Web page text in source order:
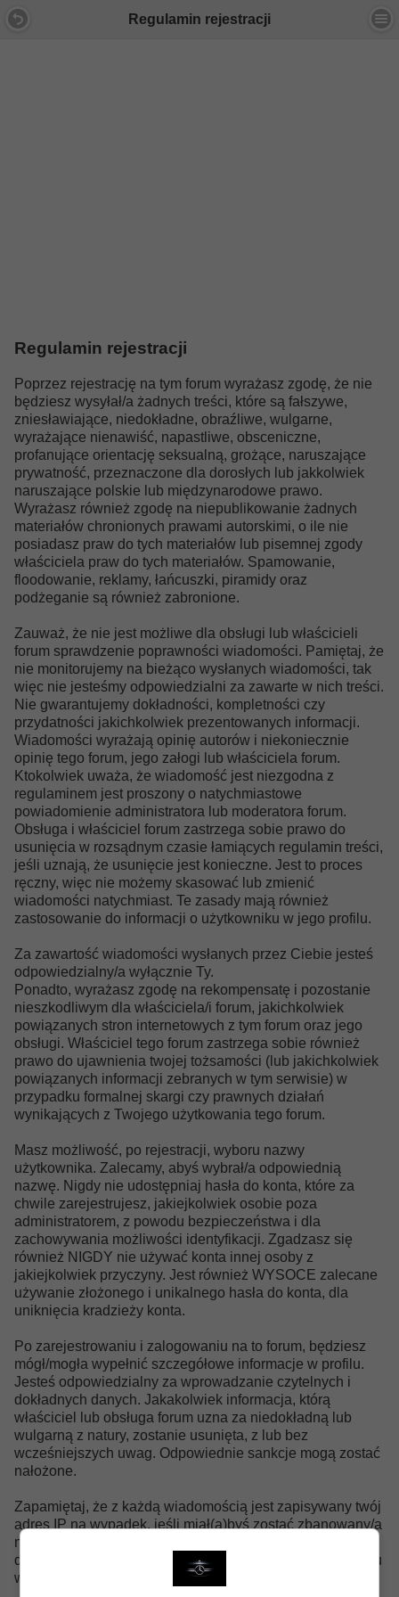
Regulamin rejestracji
Regulamin rejestracji
Poprzez rejestrację na tym forum wyrażasz zgodę, że nie
będziesz wysyłał/a żadnych treści, które są fałszywe,
zniesławiające, niedokładne, obraźliwe, wulgarne,
wyrażające nienawiść, napastliwe, obsceniczne,
profanujące orientację seksualną, grożące, naruszające
prywatność, przeznaczone dla dorosłych lub jakkolwiek
naruszające polskie lub międzynarodowe prawo.
Wyrażasz również zgodę na niepublikowanie żadnych
materiałów chronionych prawami autorskimi, o ile nie
posiadasz praw do tych materiałów lub pisemnej zgody
właściciela praw do tych materiałów. Spamowanie,
floodowanie, reklamy, łańcuszki, piramidy oraz
podżeganie są również zabronione.
Zauważ, że nie jest możliwe dla obsługi lub właścicieli
forum sprawdzenie poprawności wiadomości. Pamiętaj, że
nie monitorujemy na bieżąco wysłanych wiadomości, tak
więc nie jesteśmy odpowiedzialni za zawarte w nich treści.
Nie gwarantujemy dokładności, kompletności czy
przydatności jakichkolwiek prezentowanych informacji.
Wiadomości wyrażają opinię autorów i niekoniecznie
opinię tego forum, jego załogi lub właściciela forum.
Ktokolwiek uważa, że wiadomość jest niezgodna z
regulaminem jest proszony o natychmiastowe
powiadomienie administratora lub moderatora forum.
Obsługa i właściciel forum zastrzega sobie prawo do
usunięcia w rozsądnym czasie łamiących regulamin treści,
jeśli uznają, że usunięcie jest konieczne. Jest to proces
ręczny, więc nie możemy skasować lub zmienić
wiadomości natychmiast. Te zasady mają również
zastosowanie do informacji o użytkowniku w jego profilu.
Za zawartość wiadomości wysłanych przez Ciebie jesteś
odpowiedzialny/a wyłącznie Ty.
Ponadto, wyrażasz zgodę na rekompensatę i pozostanie
nieszkodliwym dla właściciela/i forum, jakichkolwiek
powiązanych stron internetowych z tym forum oraz jego
obsługi. Właściciel tego forum zastrzega sobie również
prawo do ujawnienia twojej tożsamości (lub jakichkolwiek
powiązanych informacji zebranych w tym serwisie) w
przypadku formalnej skargi czy prawnych działań
wynikających z Twojego użytkowania tego forum.
Masz możliwość, po rejestracji, wyboru nazwy
użytkownika. Zalecamy, abyś wybrał/a odpowiednią
nazwę. Nigdy nie udostępniaj hasła do konta, które za
chwile zarejestrujesz, jakiejkolwiek osobie poza
administratorem, z powodu bezpieczeństwa i dla
zachowywania możliwości identyfikacji. Zgadzasz się
również NIGDY nie używać konta innej osoby z
jakiejkolwiek przyczyny. Jest również WYSOCE zalecane
używanie złożonego i unikalnego hasła do konta, dla
uniknięcia kradzieży konta.
Po zarejestrowaniu i zalogowaniu na to forum, będziesz
mógł/mogła wypełnić szczegółowe informacje w profilu.
Jesteś odpowiedzialny za wprowadzanie czytelnych i
dokładnych danych. Jakakolwiek informacja, którą
właściciel lub obsługa forum uzna za niedokładną lub
wulgarną z natury, zostanie usunięta, z lub bez
wcześniejszych uwag. Odpowiednie sankcje mogą zostać
nałożone.
Zapamiętaj, że z każdą wiadomością jest zapisywany twój
adres IP na wypadek, jeśli miał(a)byś zostać zbanowany/a
na tym forum lub zaszłaby potrzeba kontaktu z twoim
dostawcą Internetu. Może się to zdarzyć tylko w przypadku
większego naruszenia tej zgody.